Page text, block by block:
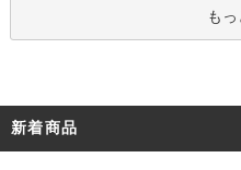
も
新着商品